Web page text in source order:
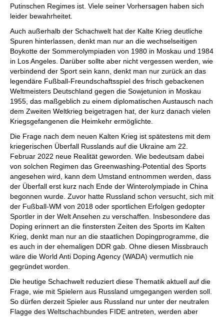
Putinschen Regimes ist. Viele seiner Vorhersagen haben sich
leider bewahrheitet.
Auch außerhalb der Schachwelt hat der Kalte Krieg deutliche
Spuren hinterlassen, denkt man nur an die wechselseitigen
Boykotte der Sommerolympiaden von 1980 in Moskau und 1984
in Los Angeles. Darüber sollte aber nicht vergessen werden, wie
verbindend der Sport sein kann, denkt man nur zurück an das
legendäre Fußball-Freundschaftsspiel des frisch gebackenen
Weltmeisters Deutschland gegen die Sowjetunion in Moskau
1955, das maßgeblich zu einem diplomatischen Austausch nach
dem Zweiten Weltkrieg beigetragen hat, der kurz danach vielen
Kriegsgefangenen die Heimkehr ermöglichte.
Die Frage nach dem neuen Kalten Krieg ist spätestens mit dem
kriegerischen Überfall Russlands auf die Ukraine am 22.
Februar 2022 neue Realität geworden. Wie bedeutsam dabei
von solchen Regimen das Greenwashing-Potential des Sports
angesehen wird, kann dem Umstand entnommen werden, dass
der Überfall erst kurz nach Ende der Winterolympiade in China
begonnen wurde. Zuvor hatte Russland schon versucht, sich mit
der Fußball-WM von 2018 oder sportlichen Erfolgen gedopter
Sportler in der Welt Ansehen zu verschaffen. Insbesondere das
Doping erinnert an die finstersten Zeiten des Sports im Kalten
Krieg, denkt man nur an die staatlichen Dopingprogramme, die
es auch in der ehemaligen DDR gab. Ohne diesen Missbrauch
wäre die World Anti Doping Agency (WADA) vermutlich nie
gegründet worden.
Die heutige Schachwelt reduziert diese Thematik aktuell auf die
Frage, wie mit Spielern aus Russland umgegangen werden soll.
So dürfen derzeit Spieler aus Russland nur unter der neutralen
Flagge des Weltschachbundes FIDE antreten, werden aber